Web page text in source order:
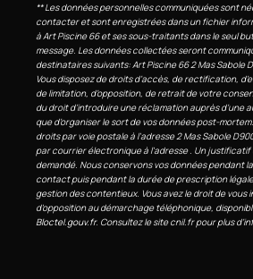
** Les données personnelles communiquées sont
contacter et sont enregistrées dans un fichier
à Art Piscine 66 et ses sous-traitants dans le seul
message. Les données collectées seront
destinataires suivants: Art Piscine 66 2 Mas Sabole
Vous disposez de droits d’accès, de rectification,
de limitation, d’opposition, de retrait de votre
du droit d’introduire une réclamation auprès d’une
que d’organiser le sort de vos données post-
droits par voie postale à l'adresse 2 Mas Sabole
par courrier électronique à l'adresse . Un
demandé. Nous conservons vos données pendant
contact puis pendant la durée de prescription
gestion des contentieux. Vous avez le droit de vous
d'opposition au démarchage téléphonique,
Bloctel.gouv.fr. Consultez le site cnil.fr pour plus